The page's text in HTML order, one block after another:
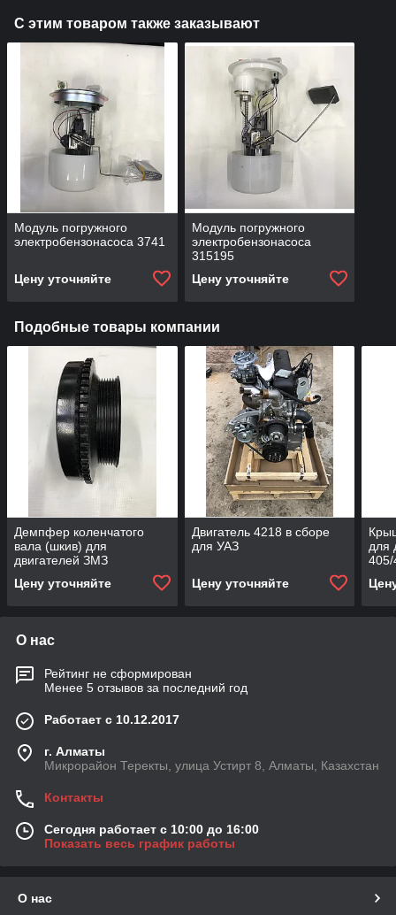
С этим товаром также заказывают
Модуль погружного
электробензонасоса 3741
Цену уточняйте
Модуль погружного
электробензонасоса
315195
Цену уточняйте
Подобные товары компании
Демпфер коленчатого
вала (шкив) для
двигателей ЗМЗ
автомобиль УАЗ
Цену уточняйте
Двигатель 4218 в сборе
для УАЗ
Цену уточняйте
для
О нас
Рейтинг не сформирован
Менее 5 отзывов за последний год
Работает с 10.12.2017
г. Алматы
Микрорайон Теректы, улица Устирт 8, Алматы, Казахстан
Контакты
Сегодня работает с 10:00 до 16:00
Показать весь график работы
О нас